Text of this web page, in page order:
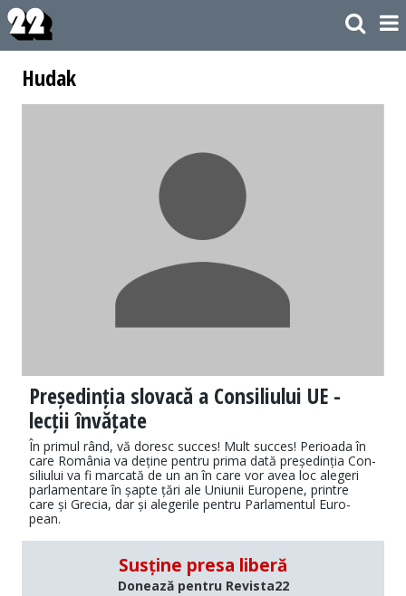
Hudak
Președinția slovacă a Consiliului UE -
lecții învățate
În primul rând, vă doresc succes! Mult succes! Perioada în
care România va de­ți­ne pentru prima dată președinția Con­
si­liu­lui va fi marcată de un an în care vor avea loc alegeri
parlamentare în șapte țări ale Uniunii Europene, printre
care și Grecia, dar și alegerile pentru Parlamentul Eu­ro­
pean.
Susține presa liberă
Donează pentru Revista22